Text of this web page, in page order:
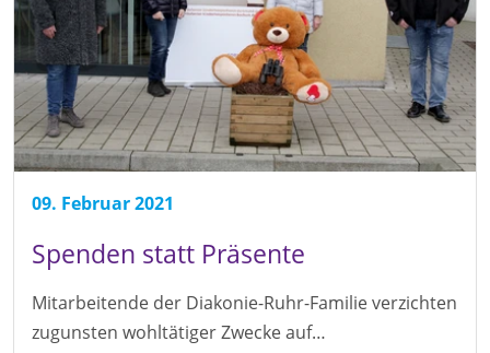
09. Februar 2021
Spenden statt Präsente
Mitarbeitende der Diakonie-Ruhr-Familie verzichten
zugunsten wohltätiger Zwecke auf…